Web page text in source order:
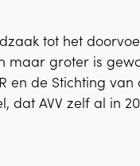
tot het
maar groter is
en de Stichting
dat AVV zelf al in